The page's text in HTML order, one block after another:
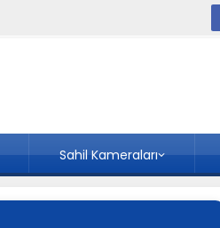
Sahil Kameraları